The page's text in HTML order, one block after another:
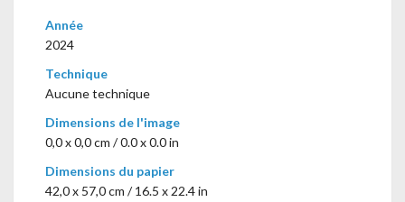
Année
2024
Technique
Aucune technique
Dimensions de l'image
0,0 x 0,0 cm / 0.0 x 0.0 in
Dimensions du papier
42,0 x 57,0 cm / 16.5 x 22.4 in